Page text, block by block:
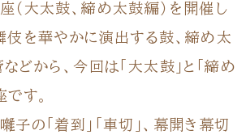
（大太鼓、締め太鼓編）を開催し
伎を華やかに演出する鼓、締め太
どから、今回は「大太鼓」と「締め
す。
の「着到」「車切」、幕開き幕切